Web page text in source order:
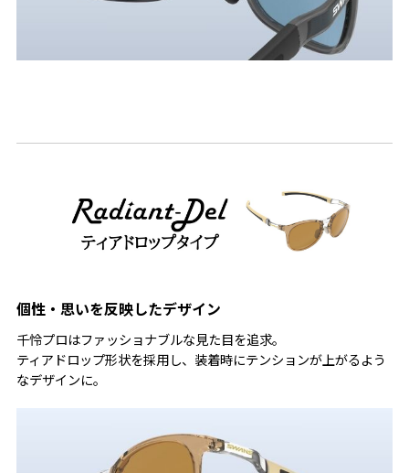
個性・思いを反映したデザイン
千怜プロはファッショナブルな見た目を追求。
ティアドロップ形状を採用し、装着時にテンションが上がるよう
なデザインに。